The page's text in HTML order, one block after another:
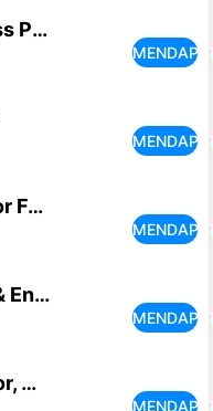
Photoshop Express Photo Editor
Lightroom AI Editor Foto
Reimagine: Scan & Enhance Pics
Lensa: photo editor, AI avatar